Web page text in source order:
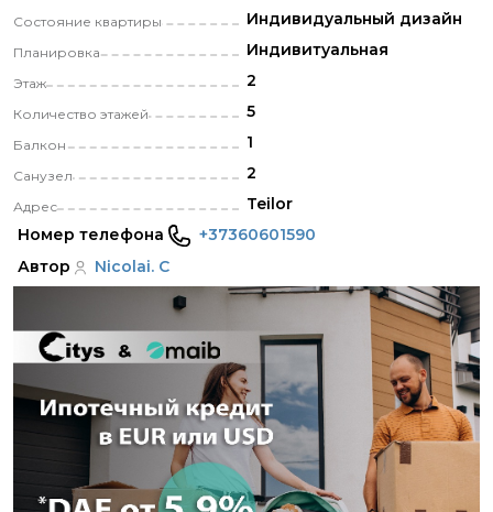
Состояние квартиры Индивидуальный дизайн
Планировка Индивитуальная
Этаж 2
Количество этажей 5
Балкон 1
Санузел 2
Адрес
Teilor
Номер телефона
+37360601590
Автор
Nicolai. C